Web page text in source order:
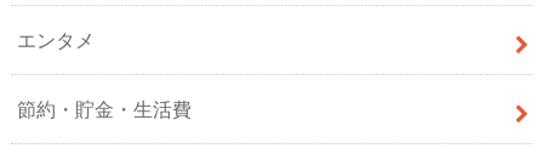
エンタメ
節約・貯金・生活費